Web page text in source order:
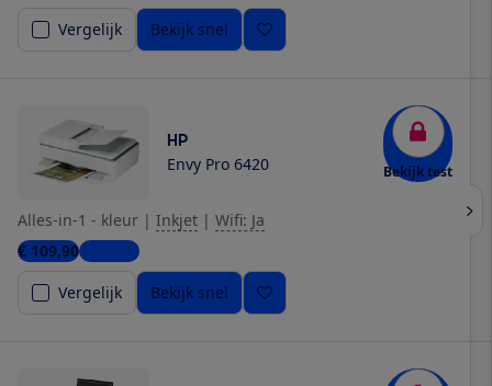
Vergelijk
Bekijk snel
HP
Envy Pro 6420 Bekijk test
Alles-in-1 - kleur | Inkjet | Wifi: Ja
€ 109,901 winkel
Vergelijk
Bekijk snel